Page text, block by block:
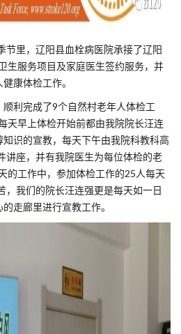
节里，辽阳县血栓病医院承接了辽阳
生服务项目及家庭医生签约服务，并
康体检工作。
利完成了9个自然村老年人体检工
天早上体检开始前都由我院院长汪连
识的宣教，每天下午由我院科教科高
讲座，并有我院医生为每位体检的老
的工作中，参加体检工作的25人每天
，我们的院长汪连强更是每天如一日
走廊里进行宣教工作。